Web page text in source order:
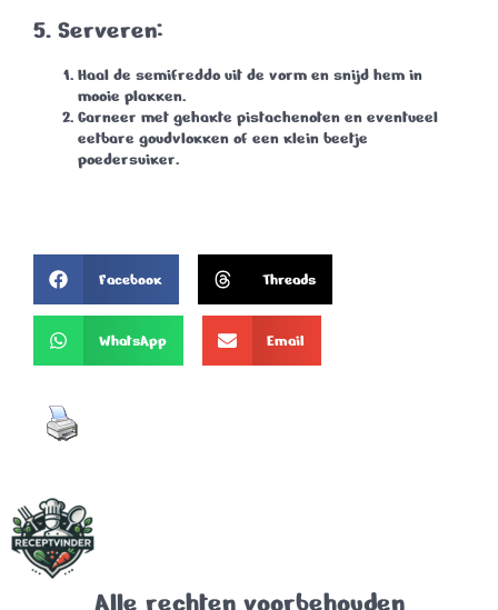
5. Serveren:
Haal de semifreddo uit de vorm en snijd hem in
mooie plakken.
Garneer met gehakte pistachenoten en eventueel
eetbare goudvlokken of een klein beetje
poedersuiker.
Facebook Threads
WhatsApp Email
Alle rechten voorbehouden